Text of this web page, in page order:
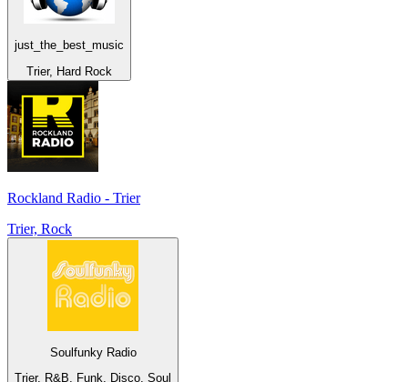
just_the_best_music
Trier, Hard Rock
Rockland Radio - Trier
Trier, Rock
Soulfunky Radio
Trier, R&B, Funk, Disco, Soul